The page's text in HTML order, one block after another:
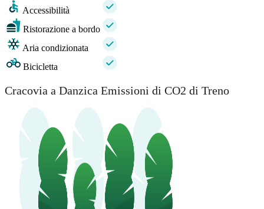
Accessibilità
Ristorazione a bordo
Aria condizionata
Bicicletta
Cracovia a Danzica Emissioni di CO2 di Treno